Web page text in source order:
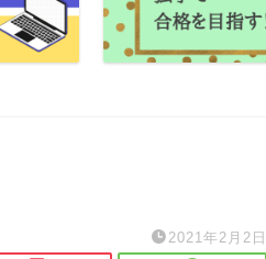
2021年2月2日